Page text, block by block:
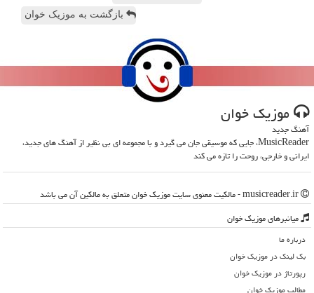
بازگشت به موزیک خوان
موزیك خوان
آهنگ جدید
MusicReader، جایی که موسیقی جان می گیرد و با مجموعه ای بی نظیر از آهنگ های جدید،
ایرانی و خارجی، روحت را تازه می کند
میانبرهای موزیك خوان
درباره ما
بک لینک در موزیك خوان
رپورتاژ در موزیك خوان
مطالب موزیك خوان